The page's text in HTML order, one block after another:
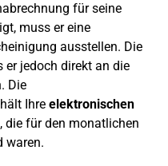
für seine
muss er eine
ausstellen. Die
er jedoch direkt an die
Die
Ihre elektronischen
, die für den monatlichen
waren.